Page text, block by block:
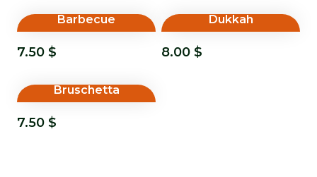
Barbecue
7.50 $
Dukkah
8.00 $
Bruschetta
7.50 $